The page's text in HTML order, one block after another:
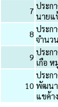
7 ประก
นายแ
8 ประก
จำนว
9 ประก
เกือ
10
ประก
พัฒนา
แขค้า